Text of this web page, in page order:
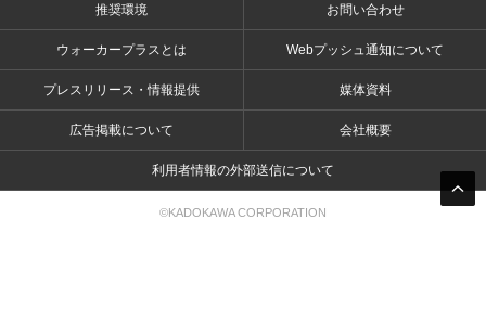
推奨環境 お問い合わせ
ウォーカープラスとは Webプッシュ通知について
プレスリリース・情報提供 媒体資料
広告掲載について 会社概要
利用者情報の外部送信について
©KADOKAWA CORPORATION